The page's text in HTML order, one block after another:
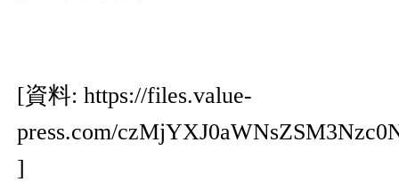
[資料: https://files.value-
press.com/
]